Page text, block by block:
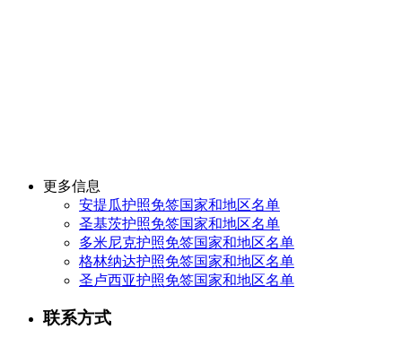
更多信息
安提瓜护照免签国家和地区名单
圣基茨护照免签国家和地区名单
多米尼克护照免签国家和地区名单
格林纳达护照免签国家和地区名单
圣卢西亚护照免签国家和地区名单
联系方式